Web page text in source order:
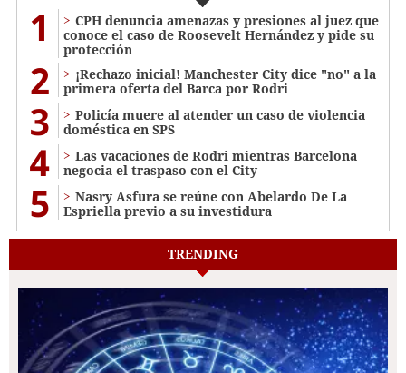
1
CPH denuncia amenazas y presiones al juez que
conoce el caso de Roosevelt Hernández y pide su
protección
2
¡Rechazo inicial! Manchester City dice "no" a la
primera oferta del Barca por Rodri
3
Policía muere al atender un caso de violencia
doméstica en SPS
4
Las vacaciones de Rodri mientras Barcelona
negocia el traspaso con el City
5
Nasry Asfura se reúne con Abelardo De La
Espriella previo a su investidura
TRENDING